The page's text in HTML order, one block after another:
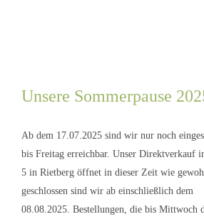
Unsere Sommerpause
Unsere Sommerpause
Ab dem 17.07.2025 sind wir nur noch
bis Freitag erreichbar. Unser Direktverkauf
5 in Rietberg öffnet in dieser Zeit wie
geschlossen sind wir ab einschließlich dem
08.08.2025. Bestellungen, die bis Mittwoch